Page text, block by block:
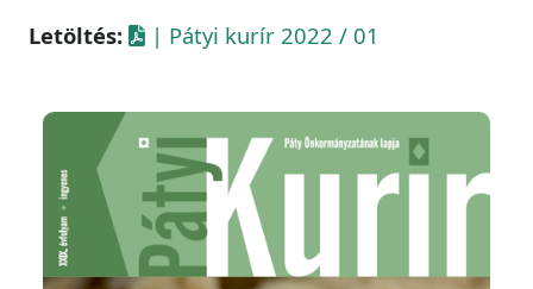
Letöltés:
| Pátyi kurír 2022 / 01